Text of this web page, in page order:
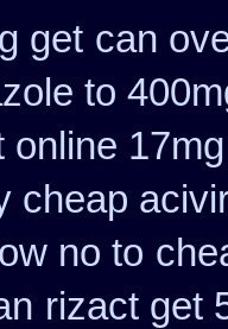
get can
to
online
cheap
no to
rizact get